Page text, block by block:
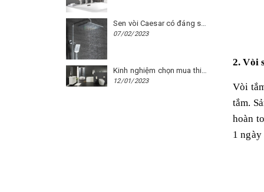
2. Vòi
Vòi
tắm.
hoàn
1 ngày
Sen vòi Caesar có đáng sử dụng hay không?
07/02/2023
Kinh nghiệm chọn mua thiết bị vệ sinh Caesar cho phòng trọ
12/01/2023